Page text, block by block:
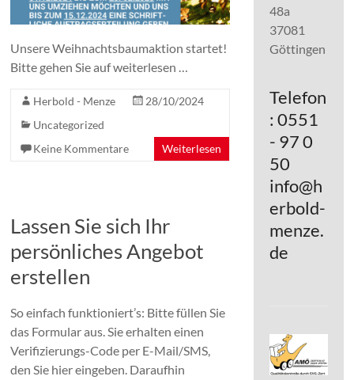
Unsere Weihnachtsbaumaktion startet!
Bitte gehen Sie auf weiterlesen …
Herbold - Menze
28/10/2024
Uncategorized
Keine Kommentare
Weiterlesen
Lassen Sie sich Ihr
persönliches Angebot
erstellen
So einfach funktioniert’s: Bitte füllen Sie
das Formular aus. Sie erhalten einen
Verifizierungs-Code per E-Mail/SMS,
den Sie hier eingeben. Daraufhin
48a
37081
Göttingen
Telefon
: 0551
- 97 0
50
info@h
erbold-
menze.
de